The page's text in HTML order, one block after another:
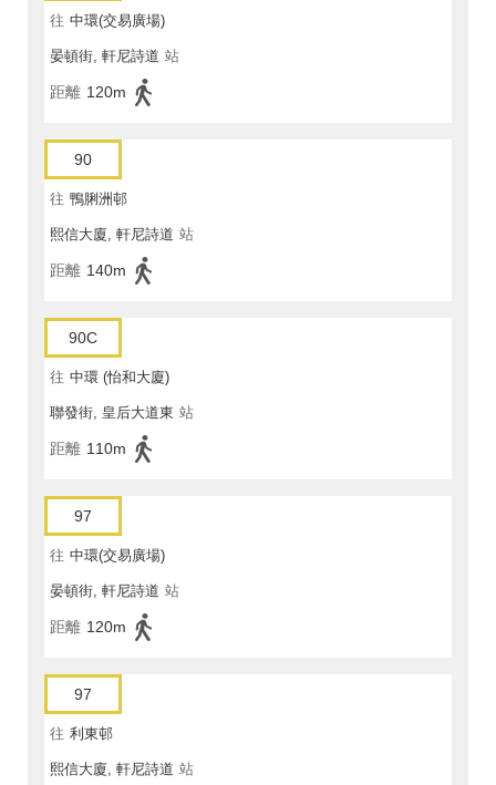
往 中環(交易廣場)
晏頓街, 軒尼詩道 站
距離 120m
90
往 鴨脷洲邨
熙信大廈, 軒尼詩道 站
距離 140m
90C
往 中環 (怡和大廈)
聯發街, 皇后大道東 站
距離 110m
97
往 中環(交易廣場)
晏頓街, 軒尼詩道 站
距離 120m
97
往 利東邨
熙信大廈, 軒尼詩道 站